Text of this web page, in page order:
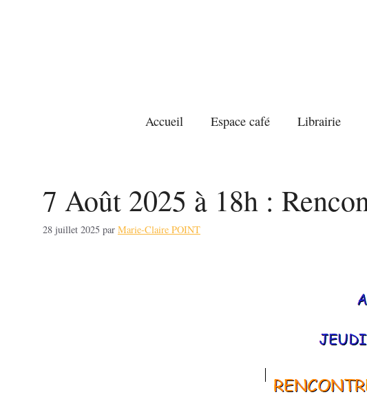
Accueil Espace café Librairie
7 Août 2025 à 18h :
28 juillet 2025 par Marie-Claire POINT